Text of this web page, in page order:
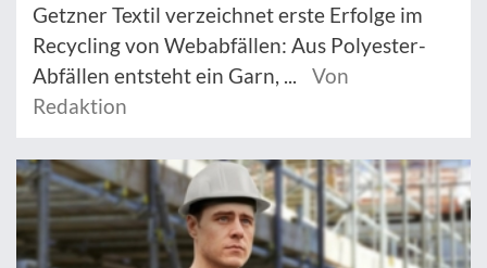
Getzner Textil verzeichnet erste Erfolge im
Recycling von Webabfällen: Aus Polyester-
Abfällen entsteht ein Garn, ...
Von
Redaktion